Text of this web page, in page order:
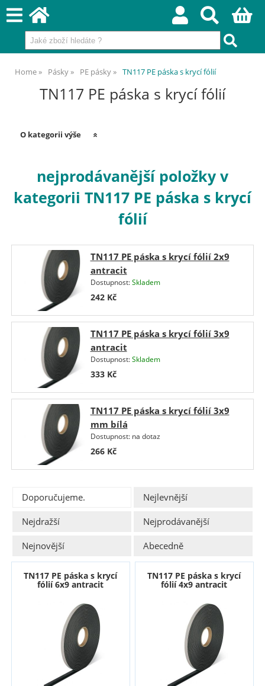
Home Pásky PE pásky TN117 PE páska s krycí fólií
TN117 PE páska s krycí fólií
O kategorii výše
nejprodávanější položky v
kategorii TN117 PE páska s krycí
fólií
TN117 PE páska s krycí fólií 2x9
antracit
Dostupnost:Skladem
242 Kč
TN117 PE páska s krycí fólií 3x9
antracit
Dostupnost:Skladem
333 Kč
TN117 PE páska s krycí fólií 3x9
mm bílá
Dostupnost: na dotaz
266 Kč
Doporučujeme.
Nejlevnější
Nejdražší
Nejprodávanější
Nejnovější
Abecedně
TN117 PE páska s krycí
fólií 6x9 antracit
TN117 PE páska s krycí
fólií 4x9 antracit